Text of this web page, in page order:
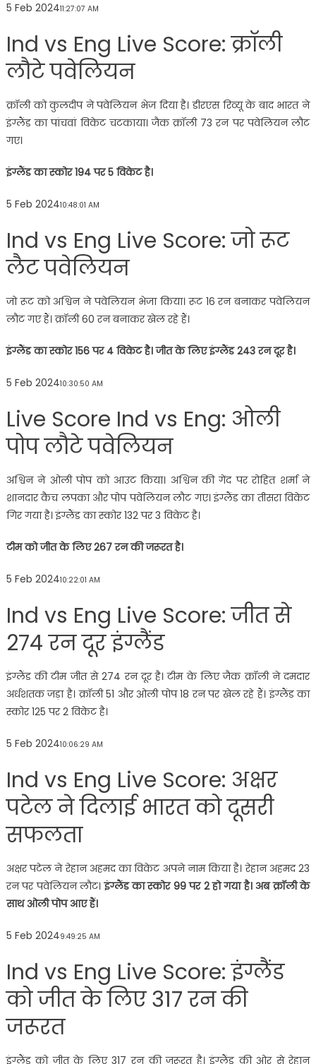
5 Feb 202411:27:07 AM
Ind vs Eng Live Score: क्रॉली
लौटे पवेलियन
क्रॉली को कुलदीप ने पवेलियन भेज दिया है। डीरएस रिव्यू के बाद भारत ने
इंग्लैंड का पांचवां विकेट चटकाया। जैक क्रॉली 73 रन पर पवेलियन लौट
गए।
इंग्लैंड का स्कोर 194 पर 5 विकेट है।
5 Feb 202410:48:01 AM
Ind vs Eng Live Score: जो रूट
लैट पवेलियन
जो रूट को अश्विन ने पवेलियन भेजा किया। रूट 16 रन बनाकर पवेलियन
लौट गए हैं। क्रॉली 60 रन बनाकर खेल रहे हैं।
इंग्लैंड का स्कोर 156 पर 4 विकेट है। जीत के लिए इंग्लैंड 243 रन दूर है।
5 Feb 202410:30:50 AM
Live Score Ind vs Eng: ओली
पोप लौटे पवेलियन
अश्विन ने ओली पोप को आउट किया। अश्विन की गेंद पर रोहित शर्मा ने
शानदार कैच लपका और पोप पवेलियन लौट गए। इंग्लैंड का तीसरा विकेट
गिर गया है। इंग्लैंड का स्कोर 132 पर 3 विकेट है।
टीम को जीत के लिए 267 रन की जरूरत है।
5 Feb 202410:22:01 AM
Ind vs Eng Live Score: जीत से
274 रन दूर इंग्लैंड
इंग्लैंड की टीम जीत से 274 रन दूर है। टीम के लिए जैक क्रॉली ने दमदार
अर्धशतक जड़ा है। क्रॉली 51 और ओली पोप 18 रन पर खेल रहे हैं। इंग्लैंड का
स्कोर 125 पर 2 विकेट है।
5 Feb 202410:06:29 AM
Ind vs Eng Live Score: अक्षर
पटेल ने दिलाई भारत को दूसरी
सफलता
अक्षर पटेल ने रेहान अहमद का विकेट अपने नाम किया है। रेहान अहमद 23
रन पर पवेलियन लौट।इंग्लैंड का स्कोर 99 पर 2 हो गया है। अब क्रॉली के
साथ ओली पोप आए हैं।
5 Feb 20249:49:25 AM
Ind vs Eng Live Score: इंग्लैंड
को जीत के लिए 317 रन की
जरूरत
इंग्लैंड को जीत के लिए 317 रन की जरूरत है। इंग्लैंड की ओर से रेहान